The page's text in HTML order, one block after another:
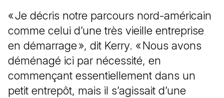
« Je décris notre parcours nord-américain
comme celui d’une très vieille entreprise
en démarrage », dit Kerry. « Nous avons
déménagé ici par nécessité, en
commençant essentiellement dans un
petit entrepôt, mais il s’agissait d’une